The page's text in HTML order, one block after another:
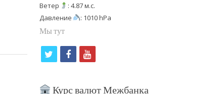
Ветер
: 4.87 м.с.
Давление
: 1010 hPa
Мы тут
i
f
c
y
u
Курс валют Межбанка